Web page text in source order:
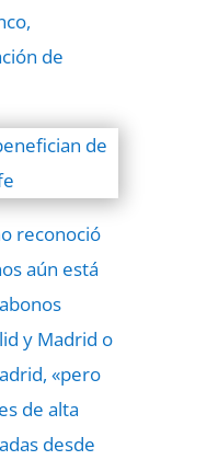
de
reconoció
aún está
y Madrid o
«pero
de alta
desde